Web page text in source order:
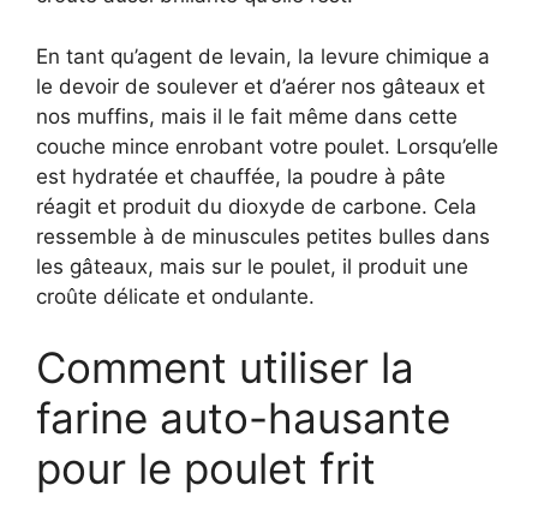
En tant qu’agent de levain, la levure chimique a
le devoir de soulever et d’aérer nos gâteaux et
nos muffins, mais il le fait même dans cette
couche mince enrobant votre poulet. Lorsqu’elle
est hydratée et chauffée, la poudre à pâte
réagit et produit du dioxyde de carbone. Cela
ressemble à de minuscules petites bulles dans
les gâteaux, mais sur le poulet, il produit une
croûte délicate et ondulante.
Comment utiliser la
farine auto-hausante
pour le poulet frit